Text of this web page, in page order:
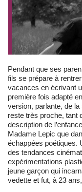
Pendant que ses parents vivent une cohabitation pesante leur
fils se prépare à
vacances en écrivant
première fois adapté
version, parlante, de
reste très proche, tant
description de
Madame Lepic que
échappées poétiques.
des tendances
expérimentations
jeune garçon qui
vedette et fut, à 23